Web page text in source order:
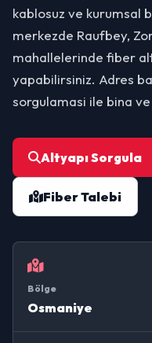
kablosuz ve kurumsal
merkezde Raufbey,
mahallelerinde fiber
yapabilirsiniz. Adres
sorgulamasi ile bina
Altyapı Sorgula
Fiber Talebi
Bölge
Osmaniye